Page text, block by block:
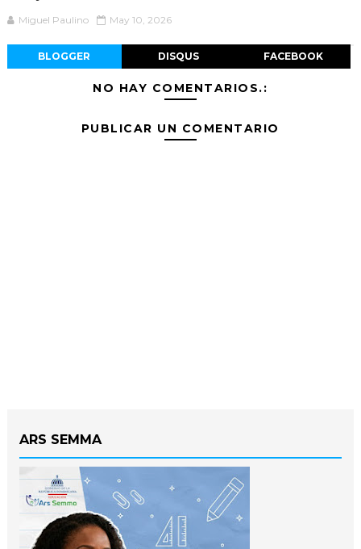
Miguel Paulino May 10, 2026
BLOGGER DISQUS FACEBOOK
NO HAY COMENTARIOS.:
PUBLICAR UN COMENTARIO
ARS SEMMA